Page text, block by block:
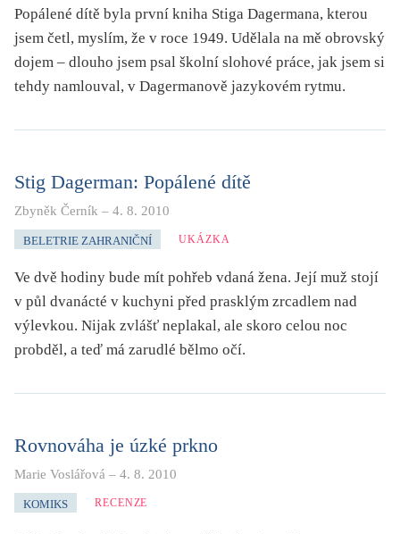
ILIGLOSA
Popálené dítě byla první kniha Stiga Dagermana, kterou
jsem četl, myslím, že v roce 1949. Udělala na mě obrovský
dojem – dlouho jsem psal školní slohové práce, jak jsem si
tehdy namlouval, v Dagermanově jazykovém rytmu.
Stig Dagerman: Popálené dítě
Zbyněk Černík – 4. 8. 2010
BELETRIE ZAHRANIČNÍ UKÁZKA
Ve dvě hodiny bude mít pohřeb vdaná žena. Její muž stojí
v půl dvanácté v kuchyni před prasklým zrcadlem nad
výlevkou. Nijak zvlášť neplakal, ale skoro celou noc
probděl, a teď má zarudlé bělmo očí.
Rovnováha je úzké prkno
Marie Voslářová – 4. 8. 2010
KOMIKS RECENZE